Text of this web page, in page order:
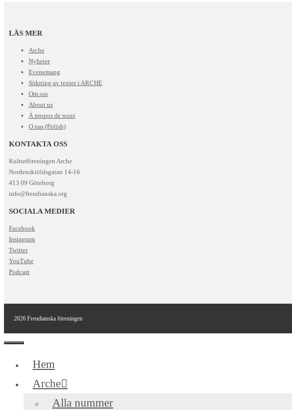
LÄS MER
Arche
Nyheter
Evenemang
Sökning av texter i ARCHE
Om oss
About us
À propos de nous
O nas (Polish)
KONTAKTA OSS
Kulturföreningen Arche
Nordenskiöldsgatan 14-16
413 09 Göteborg
info@freudianska.org
SOCIALA MEDIER
Facebook
Instagram
Twitter
YouTube
Podcast
2026 Freudianska föreningen
Stäng
Hem
Arche
Alla nummer